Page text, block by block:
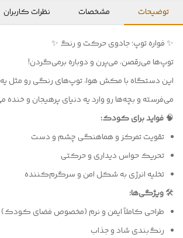
توضیحات مشخصات نظرات کاربران
✨ فواره توپ؛ جادوی حرکت و رنگ ✨
توپ‌ها می‌رقصن، می‌پرن و دوباره برمی‌گردن!
این دستگاه با مکش هوا، توپ‌های رنگی رو مثل یه
می‌فرسته و بچه‌ها رو وارد یه دنیای پرهیجان و
🧠فواید برای کودک:
تقویت تمرکز و هماهنگی چشم و دست
تحریک حواس دیداری و حرکتی
تخلیه انرژی به شکل امن و سرگرم‌کننده
🛠ویژگی‌ها:
طراحی کاملاً ایمن و نرم (مخصوص فضای کودک)
رنگ‌بندی شاد و جذاب